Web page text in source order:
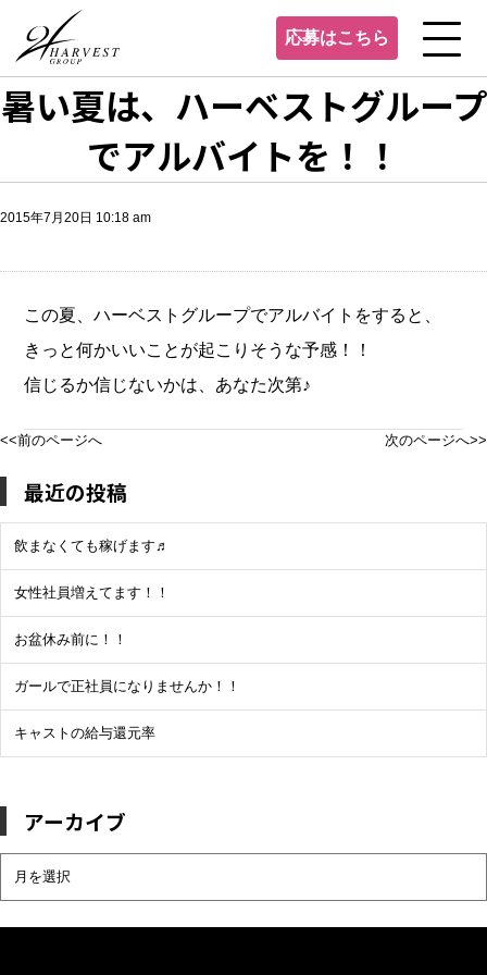
応募はこちら
暑い夏は、ハーベストグループ
でアルバイトを！！
2015年7月20日 10:18 am
この夏、ハーベストグループでアルバイトをすると、
きっと何かいいことが起こりそうな予感！！
信じるか信じないかは、あなた次第♪
<<前のページへ 次のページへ>>
最近の投稿
飲まなくても稼げます♬
女性社員増えてます！！
お盆休み前に！！
ガールで正社員になりませんか！！
キャストの給与還元率
アーカイブ
ー
イ